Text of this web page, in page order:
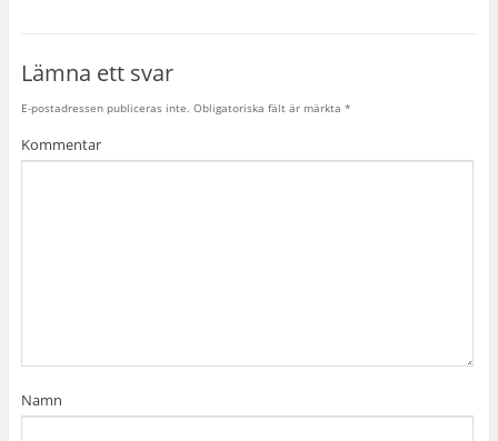
Lämna ett svar
E-postadressen publiceras inte. Obligatoriska fält är märkta *
Kommentar
Namn